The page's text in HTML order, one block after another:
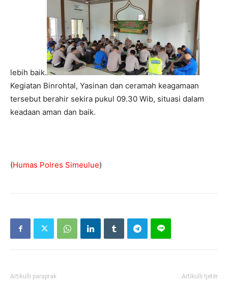
lebih baik.
Kegiatan Binrohtal, Yasinan dan ceramah keagamaan
tersebut berahir sekira pukul 09.30 Wib, situasi dalam
keadaan aman dan baik.
(Humas Polres Simeulue)
Artikulli paraprak Artikulli tjetër